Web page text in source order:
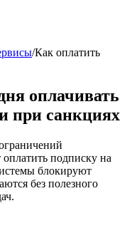
/Как оплатить
оплачивать
при санкциях
оплатить подписку на
блокируют
без полезного